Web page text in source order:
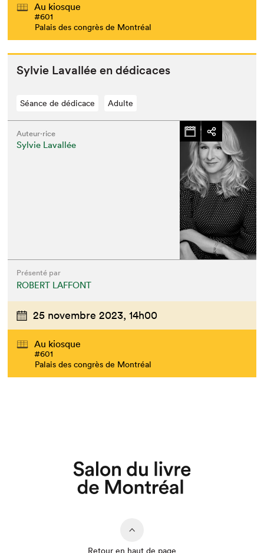
Que cherchez-vous?
Au kiosque
#601
Palais des congrès de Montréal
Sylvie Laval­lée en dédicaces
Séance de dédicace Adulte
Auteur·rice
Sylvie Lavallée
Présenté par
ROBERT LAFFONT
25 novembre 2023, 14h00
Au kiosque
#601
Palais des congrès de Montréal
Retour en haut de page